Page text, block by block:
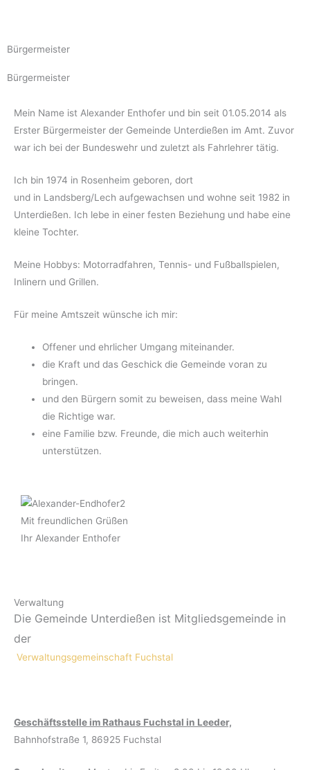
Bürgermeister
Bürgermeister
Mein Name ist Alexander Enthofer und bin seit 01.05.2014 als
Erster Bürgermeister der Gemeinde Unterdießen im Amt. Zuvor
war ich bei der Bundeswehr und zuletzt als Fahrlehrer tätig.
Ich bin 1974 in Rosenheim geboren, dort
und in Landsberg/Lech aufgewachsen und wohne seit 1982 in
Unterdießen. Ich lebe in einer festen Beziehung und habe eine
kleine Tochter.
Meine Hobbys: Motorradfahren, Tennis- und Fußballspielen,
Inlinern und Grillen.
Für meine Amtszeit wünsche ich mir:
Offener und ehrlicher Umgang miteinander.
die Kraft und das Geschick die Gemeinde voran zu
bringen.
und den Bürgern somit zu beweisen, dass meine Wahl
die Richtige war.
eine Familie bzw. Freunde, die mich auch weiterhin
unterstützen.
Mit freundlichen Grüßen
Ihr Alexander Enthofer
Verwaltung
Die Gemeinde Unterdießen ist Mitgliedsgemeinde in
der
Verwaltungsgemeinschaft Fuchstal
Geschäftsstelle im Rathaus Fuchstal in Leeder,
Bahnhofstraße 1, 86925 Fuchstal